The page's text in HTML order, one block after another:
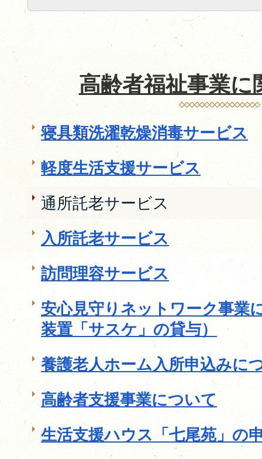
高齢者福祉事業に
寝具類洗濯乾燥消毒サービス
軽度生活支援サービス
通所託老サービス
入所託老サービス
訪問理容サービス
安心見守りネットワーク事業
装置「サスケ」の貸与）
養護老人ホーム入所申込みに
高齢者支援事業について
生活支援ハウス「七尾苑」の